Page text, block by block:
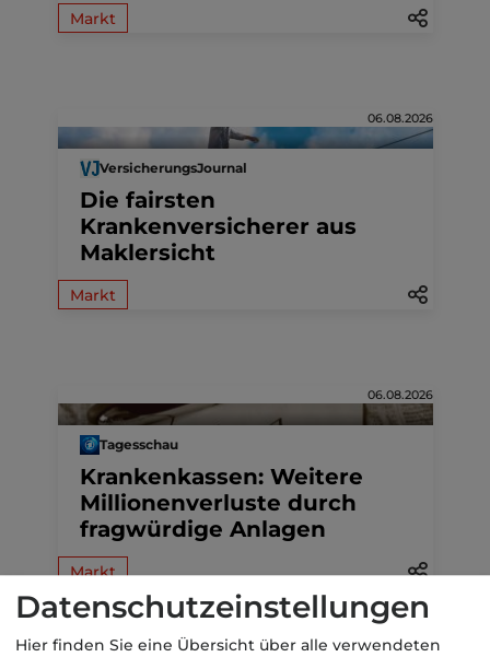
Markt
06.08.2026
VersicherungsJournal
Die fairsten
Krankenversicherer aus
Maklersicht
Markt
06.08.2026
Tagesschau
Krankenkassen: Weitere
Millionenverluste durch
fragwürdige Anlagen
Markt
Datenschutzeinstellungen
Hier finden Sie eine Übersicht über alle verwendeten